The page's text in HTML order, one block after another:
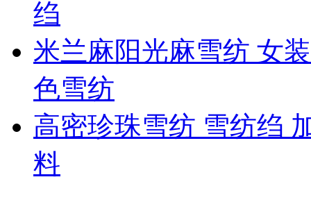
绉
米兰麻阳光麻雪纺 女
色雪纺
高密珍珠雪纺 雪纺绉
料